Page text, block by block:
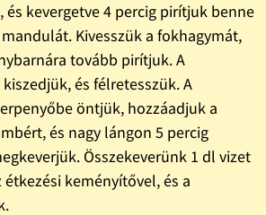
és kevergetve 4 percig pirítjuk benne
Kivesszük a fokhagymát,
tovább pirítjuk. A
és félretesszük. A
öntjük, hozzáadjuk a
és nagy lángon 5 percig
Összekeverünk 1 dl vizet
étkezési keményítővel, és a